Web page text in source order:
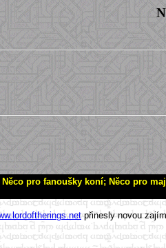
Něco pro fanoušky koní; Něco pro
přinesly novou